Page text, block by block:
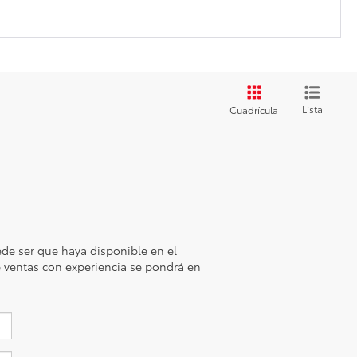
Cuadrícula Lista
ser que haya disponible en el
con experiencia se pondrá en